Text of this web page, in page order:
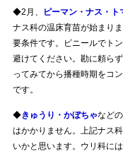
◆2月、 ピーマン・ナス・ト
ナス科の温床育苗が始まり
要条件です。ビニールでト
避けてください。勘に頼ら
ってみてから播種時期をコ
です。
◆きゅうり・かぼちゃなど
はかかりません。上記ナス
いかと思います。ウリ科に